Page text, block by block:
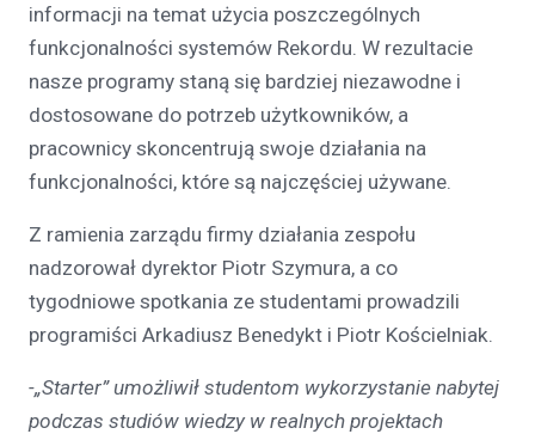
informacji na temat użycia poszczególnych
funkcjonalności systemów Rekordu. W rezultacie
nasze programy staną się bardziej niezawodne i
dostosowane do potrzeb użytkowników, a
pracownicy skoncentrują swoje działania na
funkcjonalności, które są najczęściej używane.
Z ramienia zarządu firmy działania zespołu
nadzorował dyrektor Piotr Szymura, a co
tygodniowe spotkania ze studentami prowadzili
programiści Arkadiusz Benedykt i Piotr Kościelniak.
-„Starter” umożliwił studentom wykorzystanie nabytej
podczas studiów wiedzy w realnych projektach